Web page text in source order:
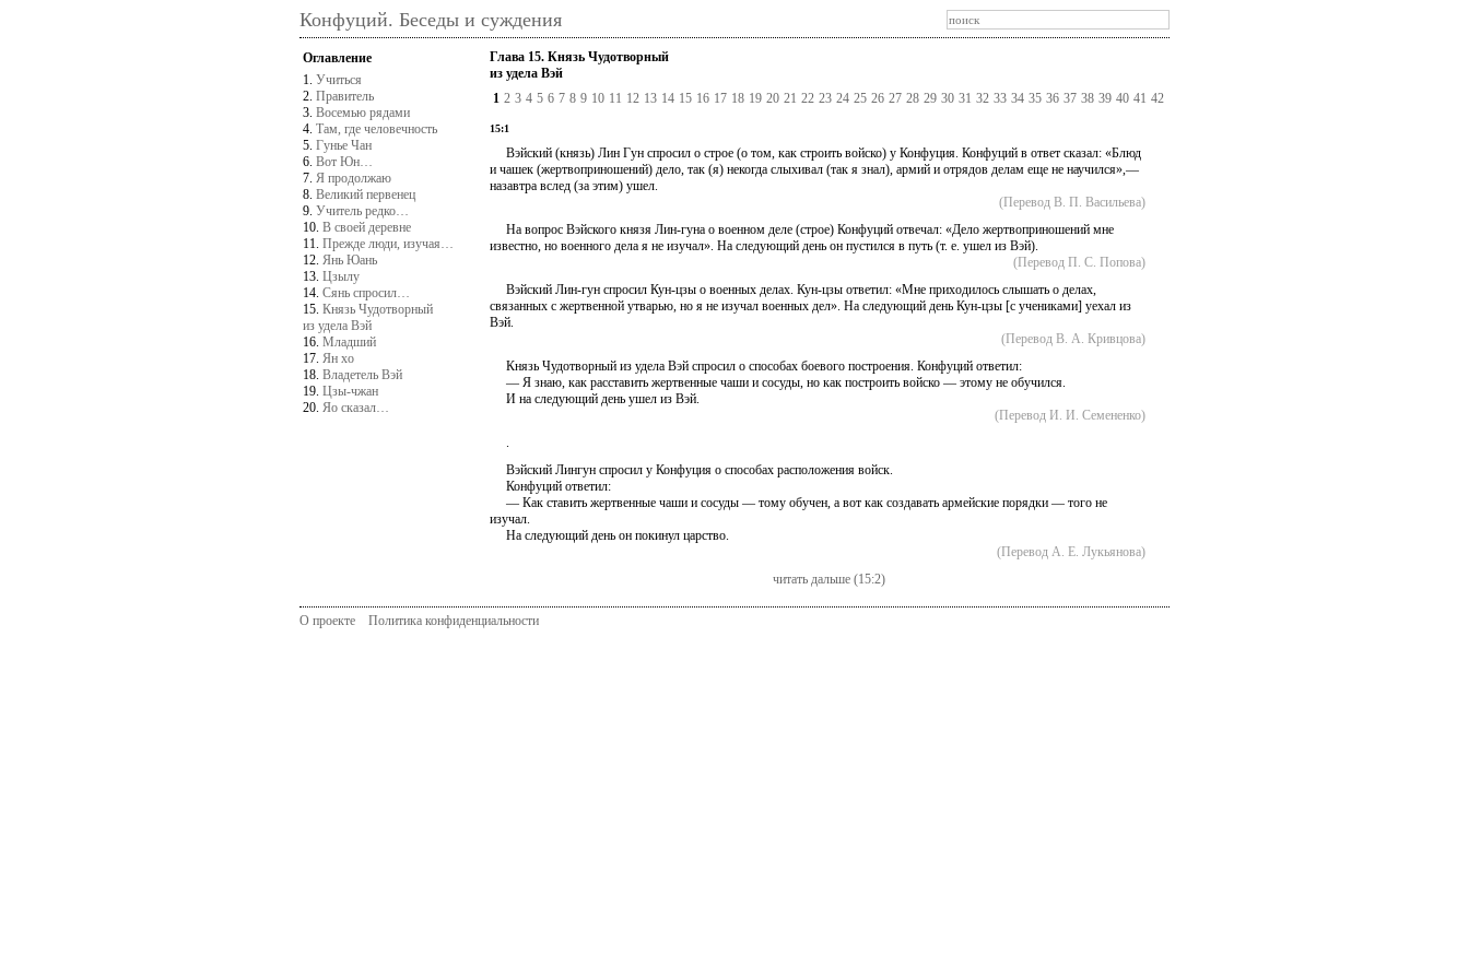
Конфуций. Беседы и суждения
Оглавление
1. Учиться
2. Правитель
3. Восемью рядами
4. Там, где человечность
5. Гунье Чан
6. Вот Юн…
7. Я продолжаю
8. Великий первенец
9. Учитель редко…
10. В своей деревне
11. Прежде люди, изучая…
12. Янь Юань
13. Цзылу
14. Сянь спросил…
15. Князь Чудотворный
из удела Вэй
16. Младший
17. Ян хо
18. Владетель Вэй
19. Цзы-чжан
20. Яо сказал…
Глава 15. Князь Чудотворный
из удела Вэй
1 2 3 4 5 6 7 8 9 10 11 12 13 14 15 16 17 18 19 20 21 22 23 24 25 26 27 28 29 30 31 32 33 34 35 36 37 38 39 40 41 42
15:1
Вэйский (князь) Лин Гун спросил о строе (о том, как строить войско) у Конфуция. Конфуций в ответ сказал: «Блюд
и чашек (жертвоприношений) дело, так (я) некогда слыхивал (так я знал), армий и отрядов делам еще не научился»,—
назавтра вслед (за этим) ушел.
(Перевод В. П. Васильева)
На вопрос Вэйского князя Лин-гуна о военном деле (строе) Конфуций отвечал: «Дело жертвоприношений мне
известно, но военного дела я не изучал». На следующий день он пустился в путь (т. е. ушел из Вэй).
(Перевод П. С. Попова)
Вэйский Лин-гун спросил Кун-цзы о военных делах. Кун-цзы ответил: «Мне приходилось слышать о делах,
связанных с жертвенной утварью, но я не изучал военных дел». На следующий день Кун-цзы [с учениками] уехал из
Вэй.
(Перевод В. А. Кривцова)
Князь Чудотворный из удела Вэй спросил о способах боевого построения. Конфуций ответил:
— Я знаю, как расставить жертвенные чаши и сосуды, но как построить войско — этому не обучился.
И на следующий день ушел из Вэй.
(Перевод И. И. Семененко)
.
Вэйский Лингун спросил у Конфуция о способах расположения войск.
Конфуций ответил:
— Как ставить жертвенные чаши и сосуды — тому обучен, а вот как создавать армейские порядки — того не
изучал.
На следующий день он покинул царство.
(Перевод А. Е. Лукьянова)
читать дальше (15:2)
О проекте Политика конфиденциальности